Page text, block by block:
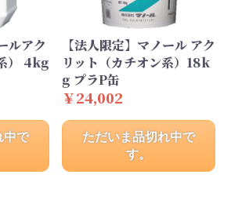
ルアク
） 4kg
中で
【法人限定】マノール アク
リット（カチオン系）18k
g プラP缶
￥24,002
ただいま品切れ中で
す。